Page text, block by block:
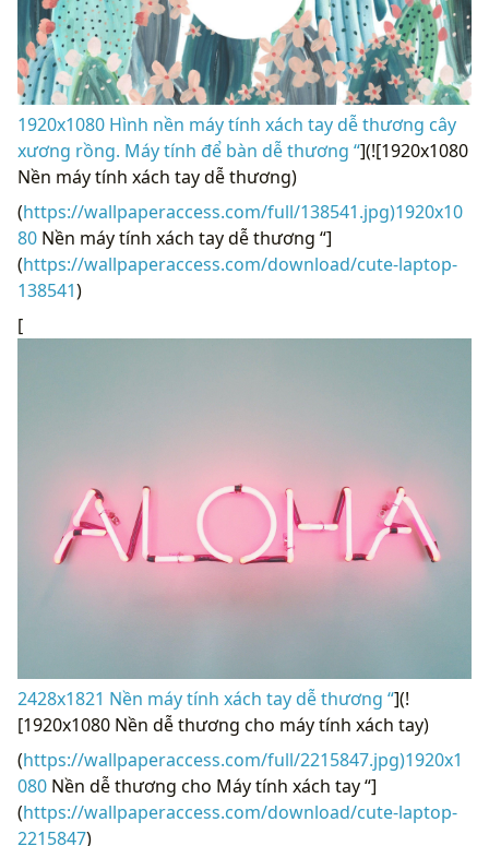
1920x1080 Hình nền máy tính xách tay dễ thương cây
xương rồng. Máy tính để bàn dễ thương “](![1920x1080
Nền máy tính xách tay dễ thương)
(https://wallpaperaccess.com/full/138541.jpg)1920x10
80 Nền máy tính xách tay dễ thương “]
(https://wallpaperaccess.com/download/cute-laptop-
138541)
[
2428x1821 Nền máy tính xách tay dễ thương “](!
[1920x1080 Nền dễ thương cho máy tính xách tay)
(https://wallpaperaccess.com/full/2215847.jpg)1920x1
080 Nền dễ thương cho Máy tính xách tay “]
(https://wallpaperaccess.com/download/cute-laptop-
2215847)